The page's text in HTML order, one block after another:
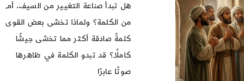
هل تبدأ صناعة التغيير من السيف، أم
من الكلمة؟ ولماذا تخشى بعض القوى
كلمةً صادقة أكثر مما تخشى جيشًا
كاملًا؟ قد تبدو الكلمة في ظاهرها
صوتًا عابرًا